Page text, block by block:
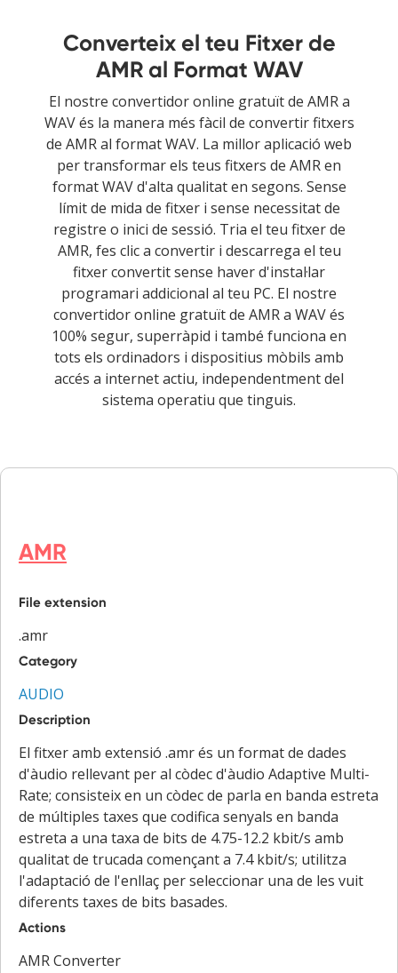
Converteix el teu Fitxer de
AMR al Format WAV
El nostre convertidor online gratuït de AMR a
WAV és la manera més fàcil de convertir fitxers
de AMR al format WAV. La millor aplicació web
per transformar els teus fitxers de AMR en
format WAV d'alta qualitat en segons. Sense
límit de mida de fitxer i sense necessitat de
registre o inici de sessió. Tria el teu fitxer de
AMR, fes clic a convertir i descarrega el teu
fitxer convertit sense haver d'instal·lar
programari addicional al teu PC. El nostre
convertidor online gratuït de AMR a WAV és
100% segur, superràpid i també funciona en
tots els ordinadors i dispositius mòbils amb
accés a internet actiu, independentment del
sistema operatiu que tinguis.
AMR
File extension
.amr
Category
AUDIO
Description
El fitxer amb extensió .amr és un format de dades
d'àudio rellevant per al còdec d'àudio Adaptive Multi-
Rate; consisteix en un còdec de parla en banda estreta
de múltiples taxes que codifica senyals en banda
estreta a una taxa de bits de 4.75-12.2 kbit/s amb
qualitat de trucada començant a 7.4 kbit/s; utilitza
l'adaptació de l'enllaç per seleccionar una de les vuit
diferents taxes de bits basades.
Actions
AMR Converter